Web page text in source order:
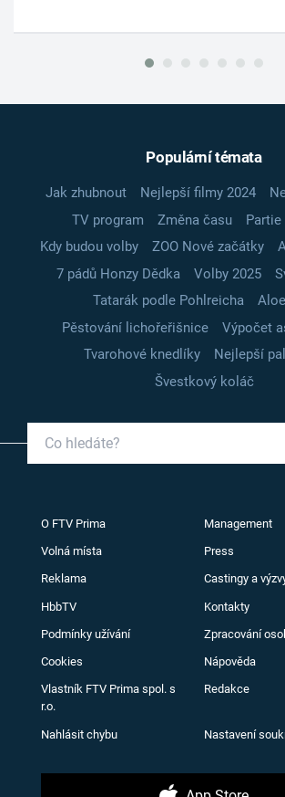
Populární témata
Jak zhubnout Nejlepší filmy 2024
TV program
Změna času Partie
Kdy budou volby
ZOO Nové začátky
7 pádů Honzy Dědka
Volby 2025
Tatarák podle Pohlreicha
Pěstování lichořeřišnice
Výpočet
Tvarohové knedlíky
Nejlepší
Švestkový koláč
O FTV Prima Management
Volná místa Press
Reklama Castingy a
HbbTV Kontakty
Podmínky užívání Zpracování
Cookies Nápověda
Vlastník FTV Prima spol. s
r.o.
Redakce
Nahlásit chybu Nastavení